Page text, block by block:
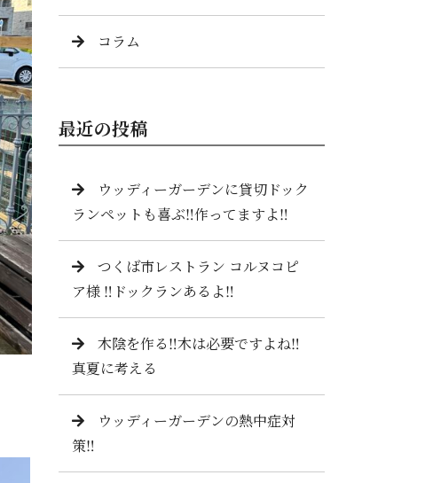
コラム
最近の投稿
ウッディーガーデンに貸切ドック
ランペットも喜ぶ‼️作ってますよ‼️
つくば市レストラン コルヌコピ
ア様 ‼️ドックランあるよ‼️
木陰を作る‼️木は必要ですよね‼️
真夏に考える
ウッディーガーデンの熱中症対
策‼️